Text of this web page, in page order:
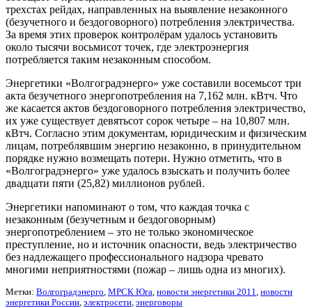
трехстах рейдах, направленных на выявление незаконного
(безучетного и бездоговорного) потребления электричества.
За время этих проверок контролёрам удалось установить
около тысячи восьмисот точек, где электроэнергия
потребляется таким незаконным способом.
Энергетики «Волгоградэнерго» уже составили восемьсот три
акта безучетного энергопотребления на 7,162 млн. кВтч. Что
же касается актов бездоговорного потребления электричество,
их уже существует девятьсот сорок четыре – на 10,807 млн.
кВтч. Согласно этим документам, юридическим и физическим
лицам, потреблявшим энергию незаконно, в принудительном
порядке нужно возмещать потери. Нужно отметить, что в
«Волгоградэнерго» уже удалось взыскать и получить более
двадцати пяти (25,82) миллионов рублей.
Энергетики напоминают о том, что каждая точка с
незаконным (безучетным и бездоговорным)
энергопотреблением – это не только экономическое
преступление, но и источник опасности, ведь электричество
без надлежащего профессионального надзора чревато
многими неприятностями (пожар – лишь одна из многих).
Метки: Волгоградэнерго, МРСК Юга, новости энергетики 2011, новости
энергетики России, электросети, энерговоры